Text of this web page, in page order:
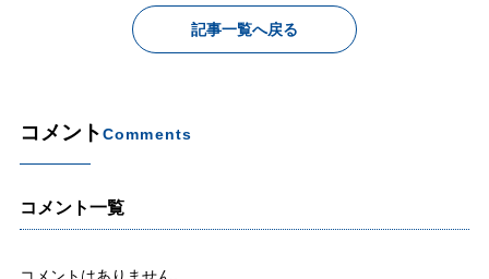
記事一覧へ戻る
コメントComments
コメント一覧